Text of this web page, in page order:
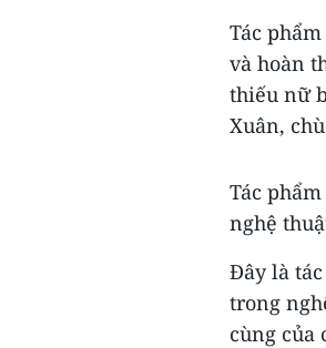
Tác
và hoàn
thiếu nữ
Xuân,
Tác
nghệ
Đây là
trong
cùng của